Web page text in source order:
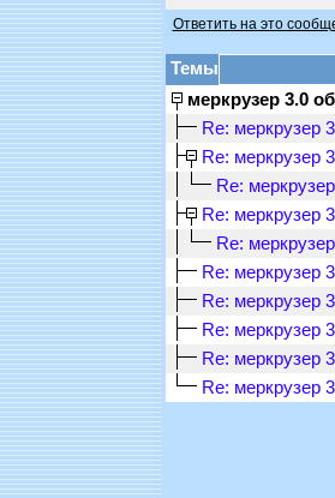
Ответить на это
Темы
меркрузер 3.0
Re: меркрузер
Re: меркрузер
Re:
Re: меркрузер
Re:
Re: меркрузер
Re: меркрузер
Re: меркрузер
Re: меркрузер
Re: меркрузер